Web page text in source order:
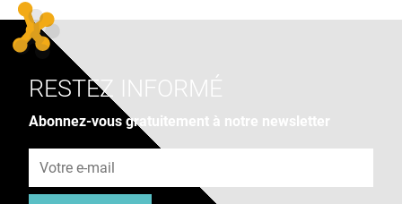
RESTEZ INFORMÉ
Abonnez-vous gratuitement à notre newsletter